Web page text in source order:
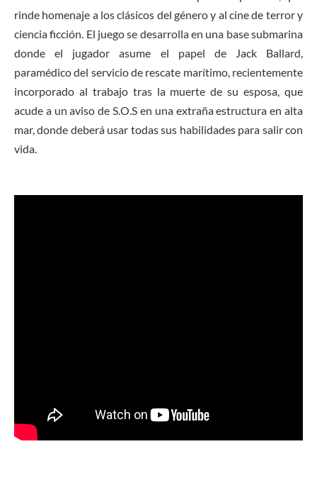
rinde homenaje a los clásicos del género y al cine de terror y
ciencia ficción. El juego se desarrolla en una base submarina
donde el jugador asume el papel de Jack Ballard,
paramédico del servicio de rescate marítimo, recientemente
incorporado al trabajo tras la muerte de su esposa, que
acude a un aviso de S.O.S en una extraña estructura en alta
mar, donde deberá usar todas sus habilidades para salir con
vida.